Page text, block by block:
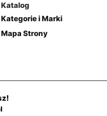
Katalog
Kategorie i Marki
Mapa Strony